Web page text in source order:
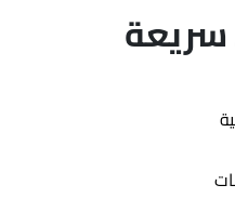
سريعة